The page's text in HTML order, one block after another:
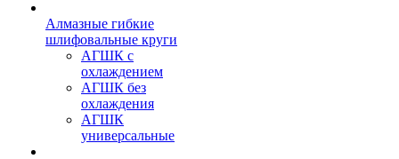
Алмазные гибкие
шлифовальные круги
АГШК с
охлаждением
АГШК без
охлаждения
АГШК
универсальные